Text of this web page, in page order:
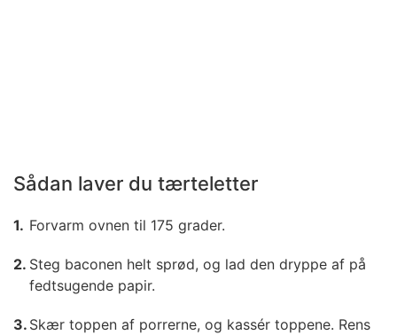
Sådan laver du tærteletter
Forvarm ovnen til 175 grader.
Steg baconen helt sprød, og lad den dryppe af på
fedtsugende papir.
Skær toppen af porrerne, og kassér toppene. Rens